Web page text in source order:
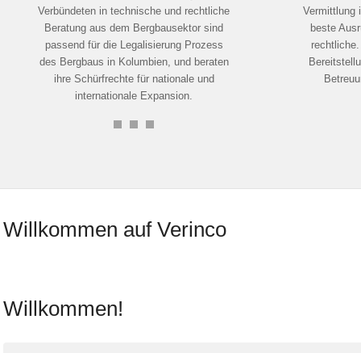
Verbündeten in technische und rechtliche
Beratung aus dem Bergbausektor sind
passend für die Legalisierung Prozess
des Bergbaus in Kolumbien, und beraten
ihre Schürfrechte für nationale und
internationale Expansion.
Vermittlung
beste
Willkommen auf Verinco
Willkommen!